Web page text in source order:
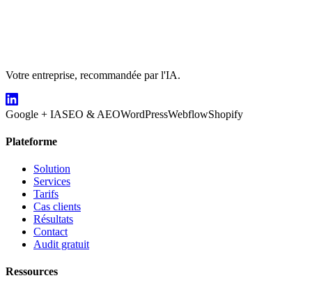
Votre entreprise, recommandée par l'IA.
Google + IASEO & AEOWordPressWebflowShopify
Plateforme
Solution
Services
Tarifs
Cas clients
Résultats
Contact
Audit gratuit
Ressources